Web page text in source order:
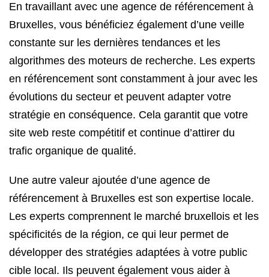
En travaillant avec une agence de référencement à
Bruxelles, vous bénéficiez également d’une veille
constante sur les dernières tendances et les
algorithmes des moteurs de recherche. Les experts
en référencement sont constamment à jour avec les
évolutions du secteur et peuvent adapter votre
stratégie en conséquence. Cela garantit que votre
site web reste compétitif et continue d’attirer du
trafic organique de qualité.
Une autre valeur ajoutée d’une agence de
référencement à Bruxelles est son expertise locale.
Les experts comprennent le marché bruxellois et les
spécificités de la région, ce qui leur permet de
développer des stratégies adaptées à votre public
cible local. Ils peuvent également vous aider à